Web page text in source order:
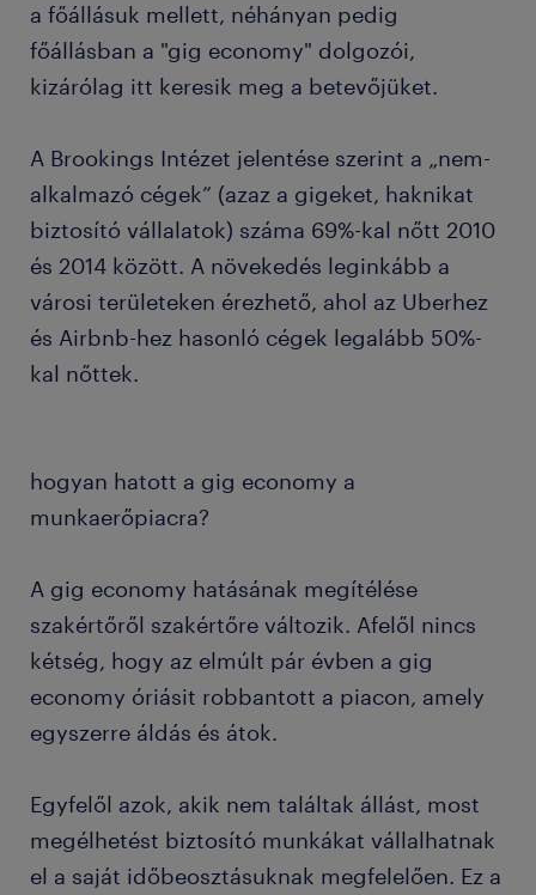
a főállásuk mellett, néhányan pedig
főállásban a "gig economy" dolgozói,
kizárólag itt keresik meg a betevőjüket.
A Brookings Intézet jelentése szerint a „nem-
alkalmazó cégek” (azaz a gigeket, haknikat
biztosító vállalatok) száma 69%-kal nőtt 2010
és 2014 között. A növekedés leginkább a
városi területeken érezhető, ahol az Uberhez
és Airbnb-hez hasonló cégek legalább 50%-
kal nőttek.
hogyan hatott a gig economy a
munkaerőpiacra?
A gig economy hatásának megítélése
szakértőről szakértőre változik. Afelől nincs
kétség, hogy az elmúlt pár évben a gig
economy óriásit robbantott a piacon, amely
egyszerre áldás és átok.
Egyfelől azok, akik nem találtak állást, most
megélhetést biztosító munkákat vállalhatnak
el a saját időbeosztásuknak megfelelően. Ez a